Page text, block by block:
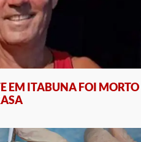
EM ITABUNA FOI MORTO